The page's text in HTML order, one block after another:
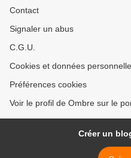
Contact
Signaler un abus
C.G.U.
Cookies et données
Préférences cookies
Voir le profil de Ombre sur le
Créer un